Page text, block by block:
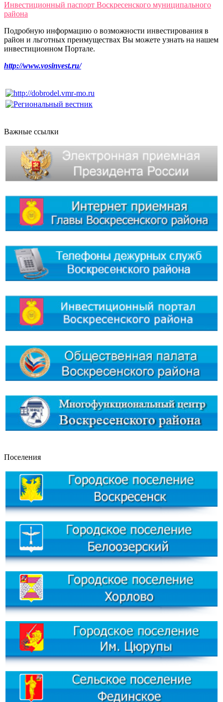
Инвестиционный паспорт Воскресенского муниципального
района
Подробную информацию о возможности инвестирования в
район и льготных преимуществах Вы можете узнать на нашем
инвестиционном Портале.
http://www.vosinvest.ru/
Важные ссылки
Поселения